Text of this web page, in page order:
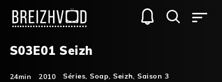
S03E01 Seizh
24min 2010 Séries, Soap, Seizh, Saison 3